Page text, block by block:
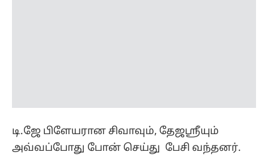
டி.ஜே பிளேயரான சிவாவும், தேஜஸ்ரீயும்
அவ்வப்போது போன் செய்து பேசி வந்தனர்.